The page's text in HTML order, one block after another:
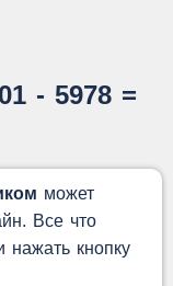
- 5978 =
может
Все что
нажать кнопку